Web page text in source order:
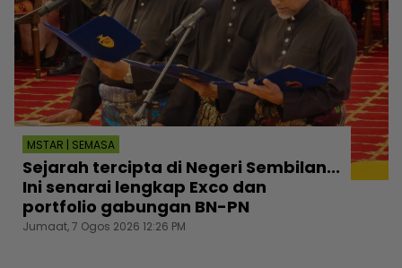
MSTAR | SEMASA
Sejarah tercipta di Negeri Sembilan...
Ini senarai lengkap Exco dan
portfolio gabungan BN-PN
Jumaat, 7 Ogos 2026 12:26 PM